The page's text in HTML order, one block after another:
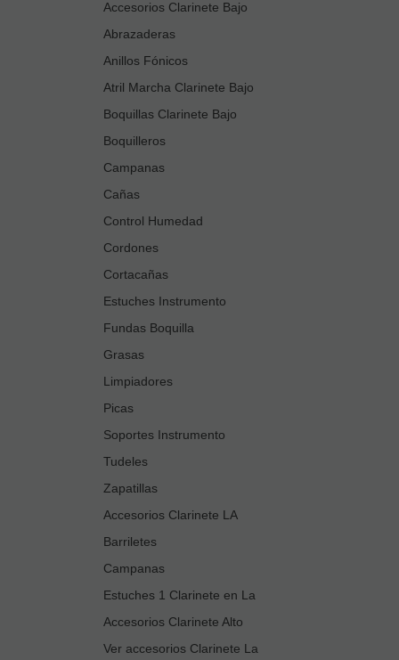
Accesorios Clarinete Bajo
Abrazaderas
Anillos Fónicos
Atril Marcha Clarinete Bajo
Boquillas Clarinete Bajo
Boquilleros
Campanas
Cañas
Control Humedad
Cordones
Cortacañas
Estuches Instrumento
Fundas Boquilla
Grasas
Limpiadores
Picas
Soportes Instrumento
Tudeles
Zapatillas
Accesorios Clarinete LA
Barriletes
Campanas
Estuches 1 Clarinete en La
Accesorios Clarinete Alto
Ver accesorios Clarinete La